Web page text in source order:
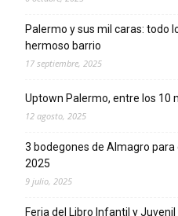
Palermo y sus mil caras: todo
hermoso barrio
17 septiembre, 2025
Uptown Palermo, entre los 10
12 agosto, 2025
3 bodegones de Almagro
2025
9 julio, 2025
Feria del Libro Infantil y